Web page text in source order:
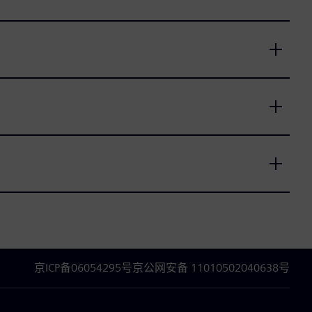
京ICP备06054295号京公网安备 11010502040638号